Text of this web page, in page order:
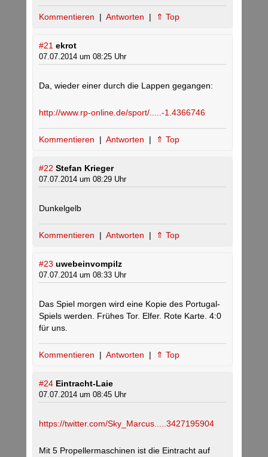
Kommentieren | Antworten | ⇑ Top
#21 ekrot
07.07.2014 um 08:25 Uhr
Da, wieder einer durch die Lappen gegangen:
http://www.rp-online.de/sport/.....-1.4366746
Kommentieren | Antworten | ⇑ Top
#22 Stefan Krieger
07.07.2014 um 08:29 Uhr
Dunkelgelb
Kommentieren | Antworten | ⇑ Top
#23 uwebeinvompilz
07.07.2014 um 08:33 Uhr
Das Spiel morgen wird eine Kopie des Portugal-
Spiels werden. Frühes Tor. Elfer. Rote Karte. 4:0
für uns.
Kommentieren | Antworten | ⇑ Top
#24 Eintracht-Laie
07.07.2014 um 08:45 Uhr
https://twitter.com/Sky_Marcus.....3427195904
Mit 5 Propellermaschinen ist die Eintracht auf